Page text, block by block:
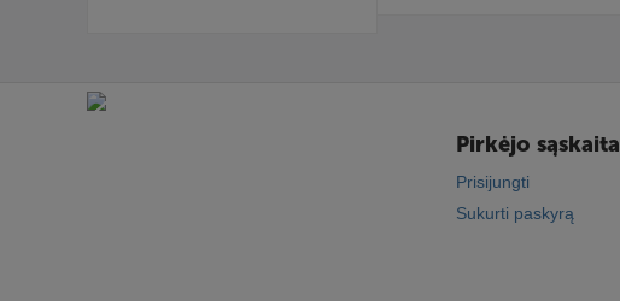
Pirkėjo sąskaita
Prisijungti
Sukurti paskyrą